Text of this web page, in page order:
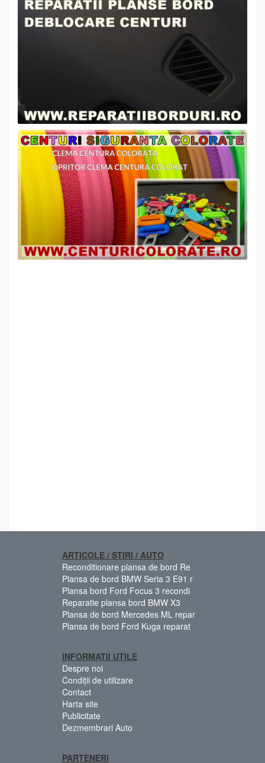
ARTICOLE / STIRI / AUTO
Reconditionare plansa de bord Re
Plansa de bord BMW Seria 3 E91 r
Plansa bord Ford Focus 3 recondi
Reparatie plansa bord BMW X3
Plansa de bord Mercedes ML repar
Plansa de bord Ford Kuga reparat
INFORMATII UTILE
Despre noi
Condiții de utilizare
Contact
Harta site
Publicitate
Dezmembrari Auto
PARTENERI